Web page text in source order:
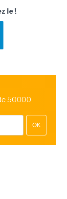
le !
50000
OK